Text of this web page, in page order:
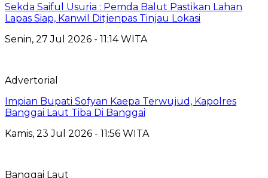
Sekda Saiful Usuria : Pemda Balut Pastikan Lahan
Lapas Siap, Kanwil Ditjenpas Tinjau Lokasi
Senin, 27 Jul 2026 - 11:14 WITA
Advertorial
Impian Bupati Sofyan Kaepa Terwujud, Kapolres
Banggai Laut Tiba Di Banggai
Kamis, 23 Jul 2026 - 11:56 WITA
Banggai Laut